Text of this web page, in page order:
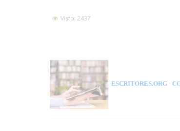
Visto: 2437
ESCRITORES.ORG -